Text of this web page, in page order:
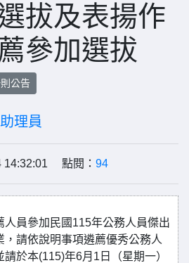
拔及表揚作
參加選拔
公告
理員
14:32:01 點閱： 94
人員參加民國115年公務人員傑出
，請依說明事項遴薦優秀公務人
於本(115)年6月1日（星期一）